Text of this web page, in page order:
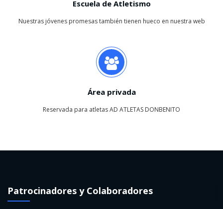
Escuela de Atletismo
Nuestras jóvenes promesas también tienen hueco en nuestra web
Área privada
Reservada para atletas AD ATLETAS DONBENITO
Patrocinadores y Colaboradores